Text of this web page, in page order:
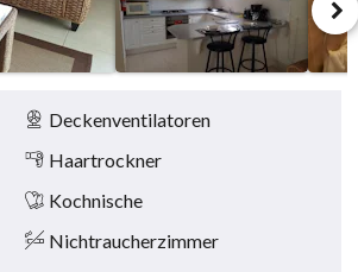
Deckenventilatoren
Haartrockner
Kochnische
Nichtraucherzimmer